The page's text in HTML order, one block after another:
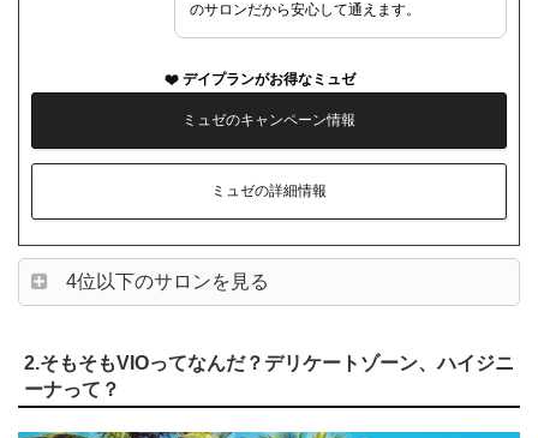
のサロンだから安心して通えます。
デイプランがお得なミュゼ
ミュゼのキャンペーン情報
ミュゼの詳細情報
4位以下のサロンを見る
2.そもそもVIOってなんだ？デリケートゾーン、ハイジニ
ーナって？